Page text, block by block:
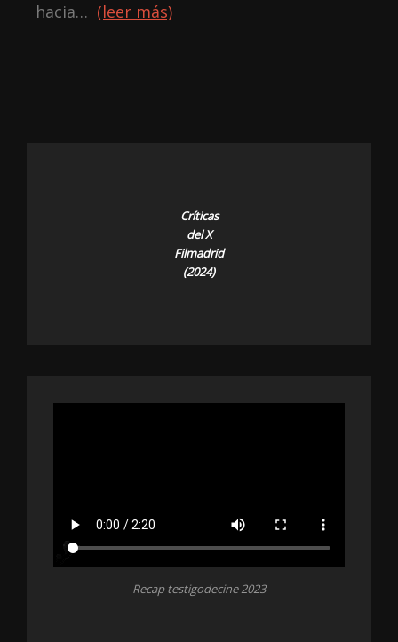
hacia… (leer más)
Críticas
del X
Filmadrid
(2024)
Recap testigodecine 2023